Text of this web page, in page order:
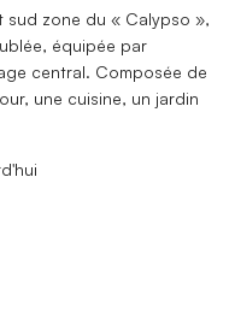
sud zone du « Calypso »,
équipée par
central. Composée de
une cuisine, un jardin